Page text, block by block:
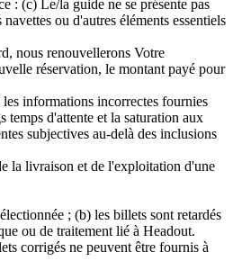
: (c) Le/la guide ne se présente pas
ou d'autres éléments essentiels
nous renouvellerons Votre
réservation, le montant payé pour
informations incorrectes fournies
temps d'attente et la saturation aux
subjectives au-delà des inclusions
la livraison et de l'exploitation d'une
; (b) les billets sont retardés
ou de traitement lié à Headout.
corrigés ne peuvent être fournis à